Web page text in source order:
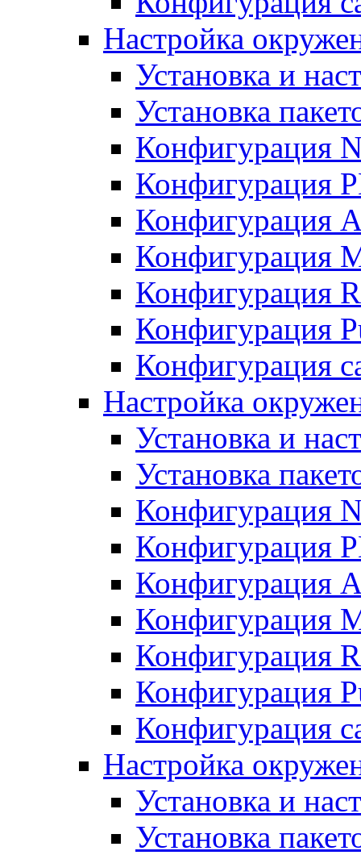
Настройка
Установка и
Установка
Конфигурация
Конфигурация
Конфигурация
Конфигурация
Конфигурация
Конфигурация
Конфигурация
Настройка
Установка и
Установка
Конфигурация
Конфигурация
Конфигурация
Конфигурация
Конфигурация
Конфигурация
Конфигурация
Настройка
Установка и
Установка